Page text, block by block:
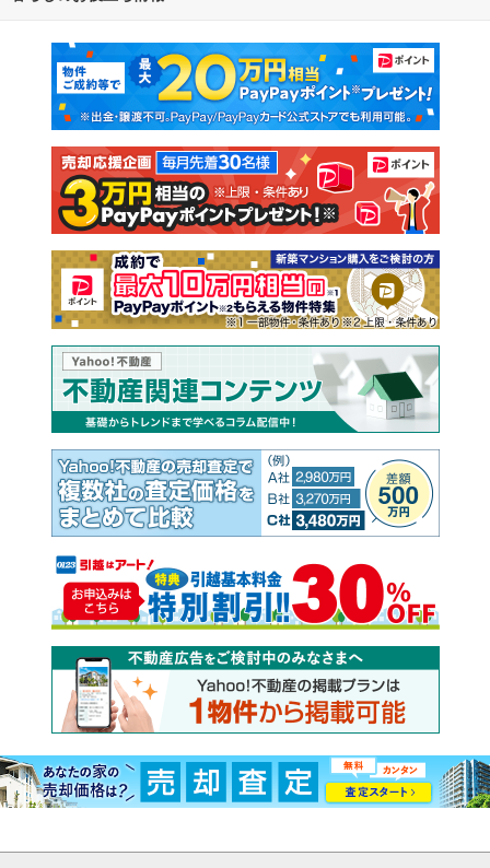
新築マンション 中古マンション
新築一戸建て 中古一戸建て
注文住宅 土地
売却査定
マンションカタログ 教えて！住まいの先生